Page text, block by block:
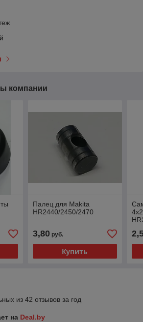
компании
Палец для Makita
HR2440/2450/2470
3,80руб.
Купить
из 42 отзывов за год
на Deal.by